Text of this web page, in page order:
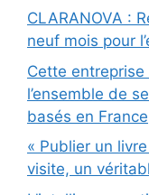
CLARANOVA :
neuf mois pour
Cette
l’ensemble de
basés en France
« Publier un
visite, un